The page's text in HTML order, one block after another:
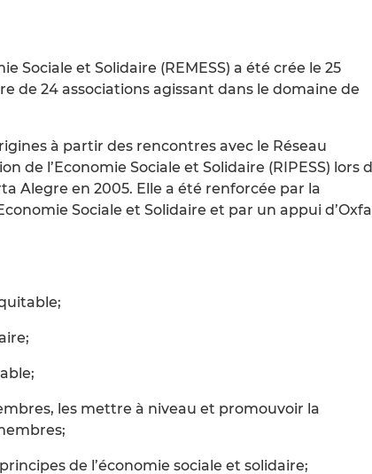
Sociale et Solidaire (REMESS) a été crée le 25
de 24 associations agissant dans le domaine de
à partir des rencontres avec le Réseau
de l’Economie Sociale et Solidaire (RIPESS) lors
Alegre en 2005. Elle a été renforcée par la
Sociale et Solidaire et par un appui
les mettre à niveau et promouvoir la
de l’économie sociale et solidaire;